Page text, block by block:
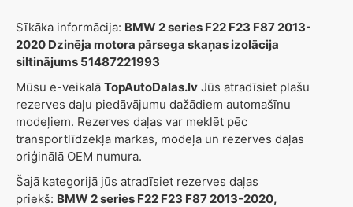
Sīkāka informācija: BMW 2 series F22 F23 F87 2013-
2020 Dzinēja motora pārsega skaņas izolācija
siltinājums 51487221993
Mūsu e-veikalā TopAutoDalas.lv Jūs atradīsiet plašu
rezerves daļu piedāvājumu dažādiem automašīnu
modeļiem. Rezerves daļas var meklēt pēc
transportlīdzekļa markas, modeļa un rezerves daļas
oriģinālā OEM numura.
Šajā kategorijā jūs atradīsiet rezerves daļas
priekš: BMW 2 series F22 F23 F87 2013-2020,